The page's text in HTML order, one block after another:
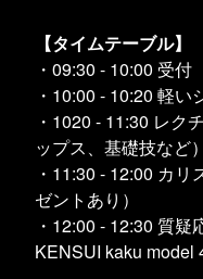
【タイムテーブル】
・09:30 - 10:00 受付
・10:00 - 10:20 軽い
・1020 - 11:30 レク
ップス、基礎技など）
・11:30 - 12:00 カ
ゼントあり）
・12:00 - 12:30 質
KENSUI kaku model